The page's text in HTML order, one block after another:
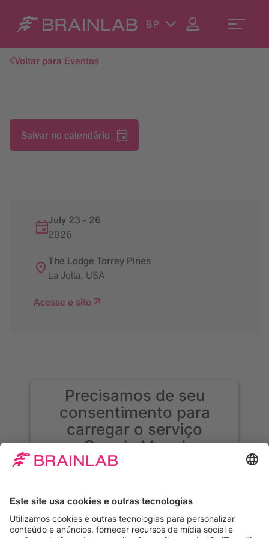
BP
Voltar para Eventos
Salvar no calendário
July 23 - 26
2026
The Lodge Torrey Pines
La Jolla, USA
Acesse o site
Precisamos de seu
consentimento para
carregar o serviço
Google Maps!
atividade. Leia os detalhes e aceite o serviço
para ver esse conteúdo.